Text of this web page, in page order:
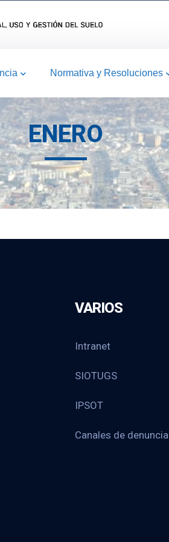
Normativa y Resoluciones
ENERO
VARIOS
Intranet
SIOTUGS
IPSOT
Canales de denuncia